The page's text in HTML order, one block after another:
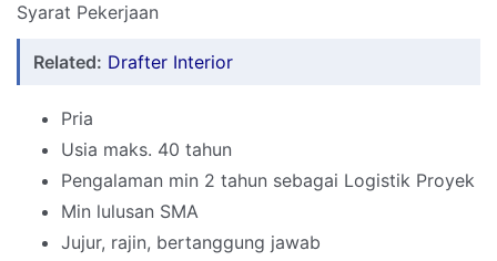
Syarat Pekerjaan
Related: Drafter Interior
Pria
Usia maks. 40 tahun
Pengalaman min 2 tahun sebagai Logistik Proyek
Min lulusan SMA
Jujur, rajin, bertanggung jawab